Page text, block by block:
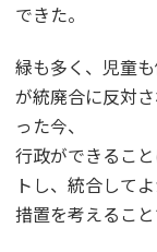
できた。
緑も多く、児童
が統廃合に反対
った今、
行政ができるこ
トし、統合して
措置を考えること